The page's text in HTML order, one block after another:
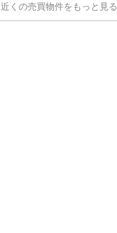
近くの売買物件をもっと見る